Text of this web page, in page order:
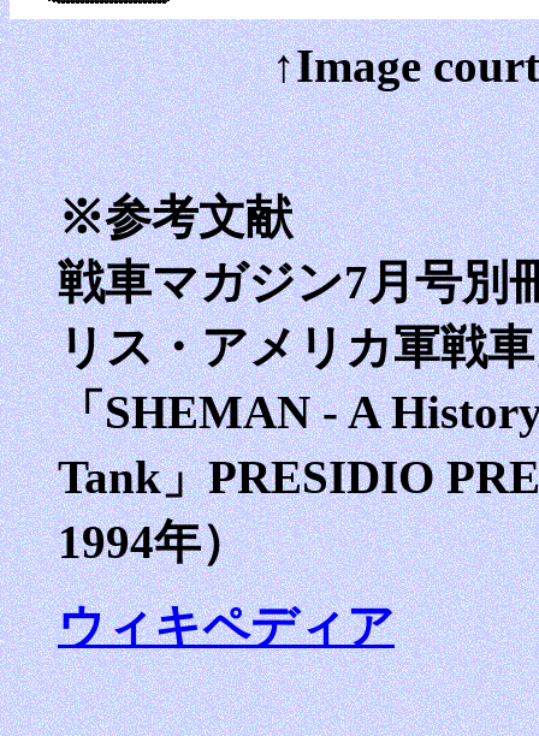
↑Image
※参考文献
戦車マガジン7月号別
リス・アメリカ軍戦
「SHEMAN - A
Tank」PRESIDIO
1994年）
ウィキペディア